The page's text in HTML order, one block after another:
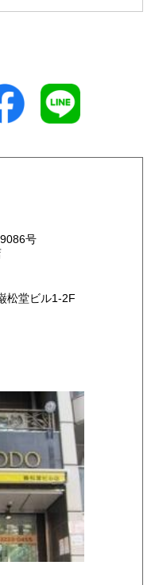
重県
根県
崎県
分県
島県
号
堂ビル1-2F